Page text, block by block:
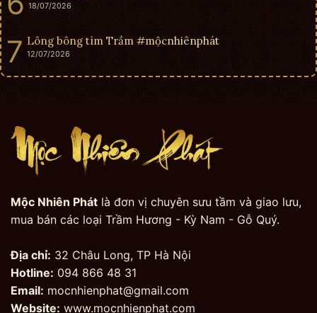
18/07/2026
Lông bông tìm Trầm #mộcnhiênphát
12/07/2026
Mộc Nhiên Phát là đơn vị chuyên sưu tầm và giao lưu,
mua bán các loại Trầm Hương - Kỳ Nam - Gỗ Quý.
Địa chỉ: 32 Châu Long, TP Hà Nội
Hotline: 094 866 48 31
Email: mocnhienphat@gmail.com
Website: www.mocnhienphat.com